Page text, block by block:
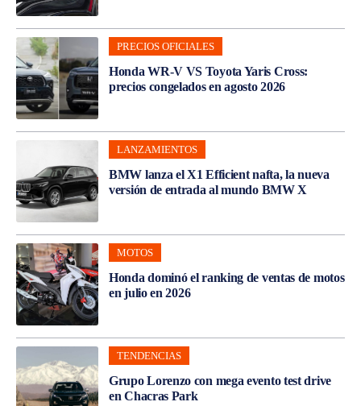
PRECIOS OFICIALES
Honda WR-V VS Toyota Yaris Cross:
precios congelados en agosto 2026
LANZAMIENTOS
BMW lanza el X1 Efficient nafta, la nueva
versión de entrada al mundo BMW X
MOTOS
Honda dominó el ranking de ventas de motos
en julio en 2026
TENDENCIAS
Grupo Lorenzo con mega evento test drive
en Chacras Park